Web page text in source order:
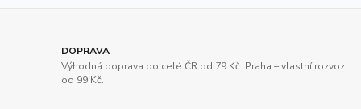
DOPRAVA
Výhodná doprava po celé ČR od 79 Kč. Praha – vlastní rozvoz
od 99 Kč.